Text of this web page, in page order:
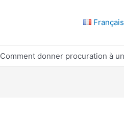
Français
Comment donner procuration à